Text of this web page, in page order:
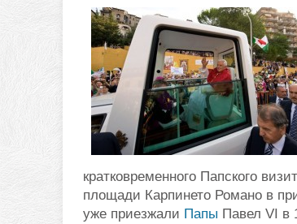
кратковременного Папского
площади Карпинето Романо в
уже приезжали Папы Павел VI в